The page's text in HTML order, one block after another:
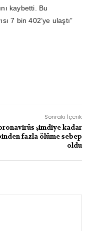
kaybetti. Bu
7 bin 402’ye ulaştı”
Sonraki İçerik
şimdiye kadar
fazla ölüme sebep
oldu